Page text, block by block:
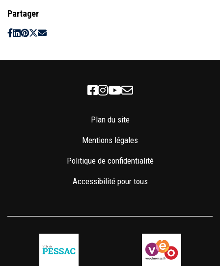
Partager
Facebook
Instagram
Youtube
Newsletter
Plan du site
Mentions légales
Politique de confidentialité
Accessibilité pour tous